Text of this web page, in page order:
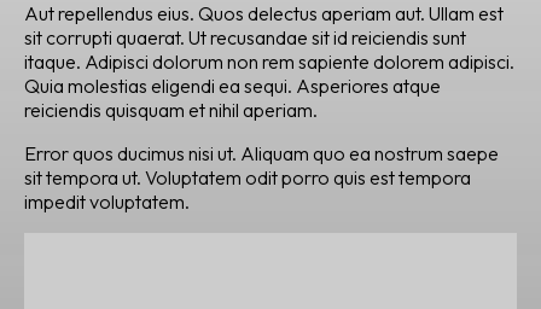
Aut repellendus eius. Quos delectus aperiam aut. Ullam est
sit corrupti quaerat. Ut recusandae sit id reiciendis sunt
itaque. Adipisci dolorum non rem sapiente dolorem adipisci.
Quia molestias eligendi ea sequi. Asperiores atque
reiciendis quisquam et nihil aperiam.
Error quos ducimus nisi ut. Aliquam quo ea nostrum saepe
sit tempora ut. Voluptatem odit porro quis est tempora
impedit voluptatem.